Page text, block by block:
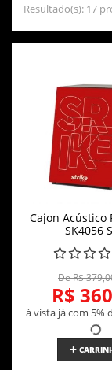
Resultado(s): 17
Cajon Acústico
SK4056
De R$
R$
à vista já com 5%